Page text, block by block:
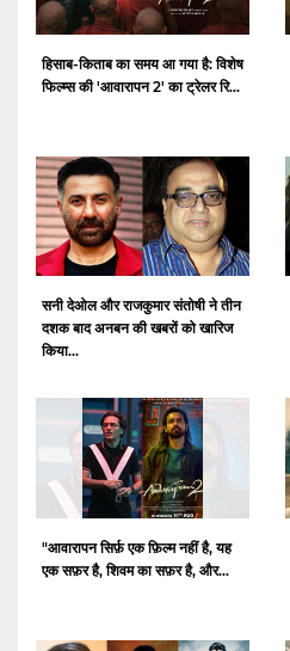
हिसाब-किताब का समय आ गया है: विशेष
फिल्म्स की 'आवारापन 2' का ट्रेलर रि...
सनी देओल और राजकुमार संतोषी ने तीन
दशक बाद अनबन की खबरों को खारिज
किया...
"आवारापन सिर्फ़ एक फ़िल्म नहीं है, यह
एक सफ़र है, शिवम का सफ़र है, और...